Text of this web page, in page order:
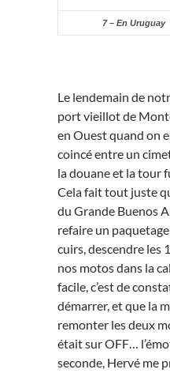
7 – En Uruguay
Le lendemain de
port vieillot de
en Ouest quand on
coincé entre un
la douane et la tour
Cela fait tout juste
du Grande Buenos
refaire un
cuirs, descendre les
nos motos dans la
facile, c’est de
démarrer, et que la
remonter les deux
était sur OFF…
seconde, Hervé me